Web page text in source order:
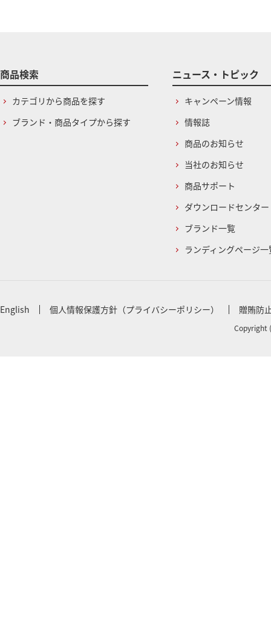
商品検索
カテゴリから商品を探す
ブランド・商品タイプから探す
ニュース・トピック
キャンペーン情報
情報誌
商品のお知らせ
当社のお知らせ
商品サポート
ダウンロードセンター
ブランド一覧
ランディングページ一
English 個人情報保護方針（プライバシーポリシー） 贈賄防
Copyright